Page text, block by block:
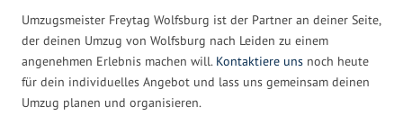
Umzugsmeister Freytag Wolfsburg ist der Partner an deiner Seite,
der deinen Umzug von Wolfsburg nach Leiden zu einem
angenehmen Erlebnis machen will. Kontaktiere uns noch heute
für dein individuelles Angebot und lass uns gemeinsam deinen
Umzug planen und organisieren.